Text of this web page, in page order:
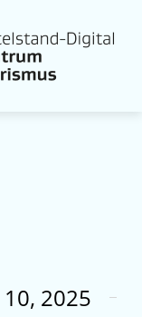
2025